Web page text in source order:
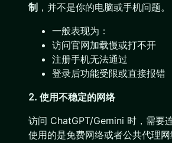
制 ，并不是你的电脑或手机问题。
一般表现为：
访问官网加载慢或打不开
注册手机无法通过
登录后功能受限或直接报错
2. 使用不稳定的网络
访问 ChatGPT/Gemini 时，需要
使用的是免费网络或者公共代理网